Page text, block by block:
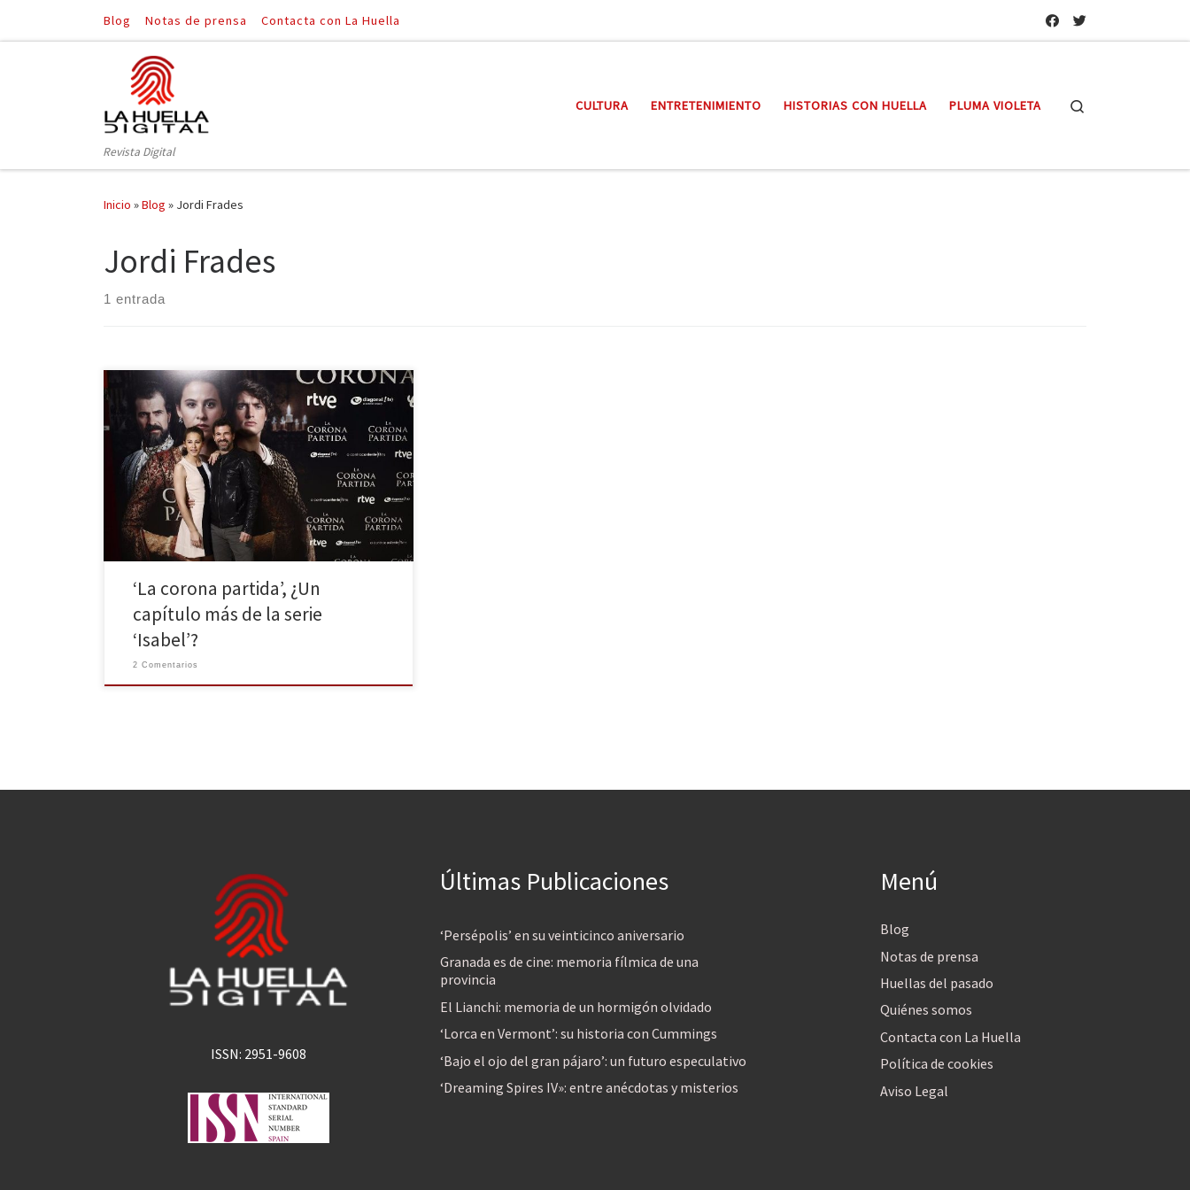
Saltar al contenido
Blog Notas de prensa Contacta con La Huella
Revista Digital
CULTURA ENTRETENIMIENTO HISTORIAS CON HUELLA PLUMA VIOLETA
Inicio »Blog » Jordi Frades
Jordi Frades
1 entrada
La corona partida, el largometraje dirigido por Jordi
Frades y protagonizado por Irene Escolar, Rodolfo
Sancho y Raúl Mérida, se estrenó el pasado viernes en
200 cines de toda España, y nosotros tuvimos la
oportunidad de charlar con Jordi e Irene sobre este
nuevo capítulo de sus vidas. La trama […]
‘La corona partida’, ¿Un
capítulo más de la serie
‘Isabel’?
2 Comentarios
ISSN: 2951-9608
Últimas Publicaciones
‘Persépolis’ en su veinticinco aniversario
Granada es de cine: memoria fílmica de una
provincia
El Lianchi: memoria de un hormigón olvidado
‘Lorca en Vermont’: su historia con Cummings
‘Bajo el ojo del gran pájaro’: un futuro especulativo
‘Dreaming Spires IV»: entre anécdotas y misterios
Menú
Blog
Notas de prensa
Huellas del pasado
Quiénes somos
Contacta con La Huella
Política de cookies
Aviso Legal